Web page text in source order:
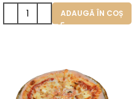
ADAUGĂ ÎN COȘ